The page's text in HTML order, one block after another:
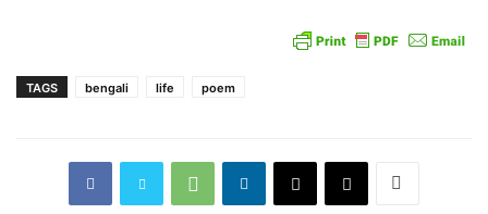
TAGS bengali life poem